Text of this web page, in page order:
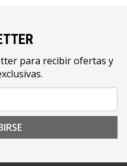
para recibir ofertas y